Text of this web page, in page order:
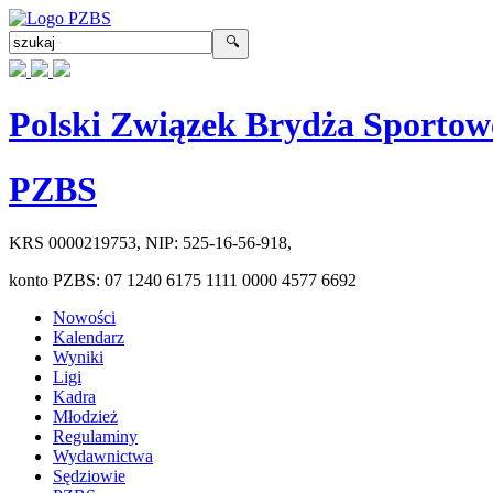
Polski Związek Brydża
PZBS
KRS 0000219753, NIP: 525-16-56-918,
konto PZBS: 07 1240 6175 1111 0000 4577 6692
Nowości
Kalendarz
Wyniki
Ligi
Kadra
Młodzież
Regulaminy
Wydawnictwa
Sędziowie